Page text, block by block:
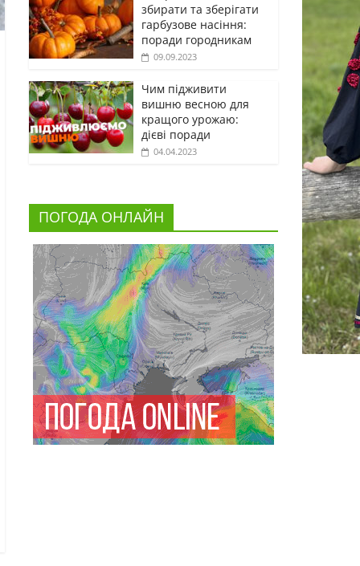
збирати та зберігати
гарбузове насіння:
поради городникам
09.09.2023
Чим підживити
вишню весною для
кращого урожаю:
дієві поради
04.04.2023
ПОГОДА ОНЛАЙН